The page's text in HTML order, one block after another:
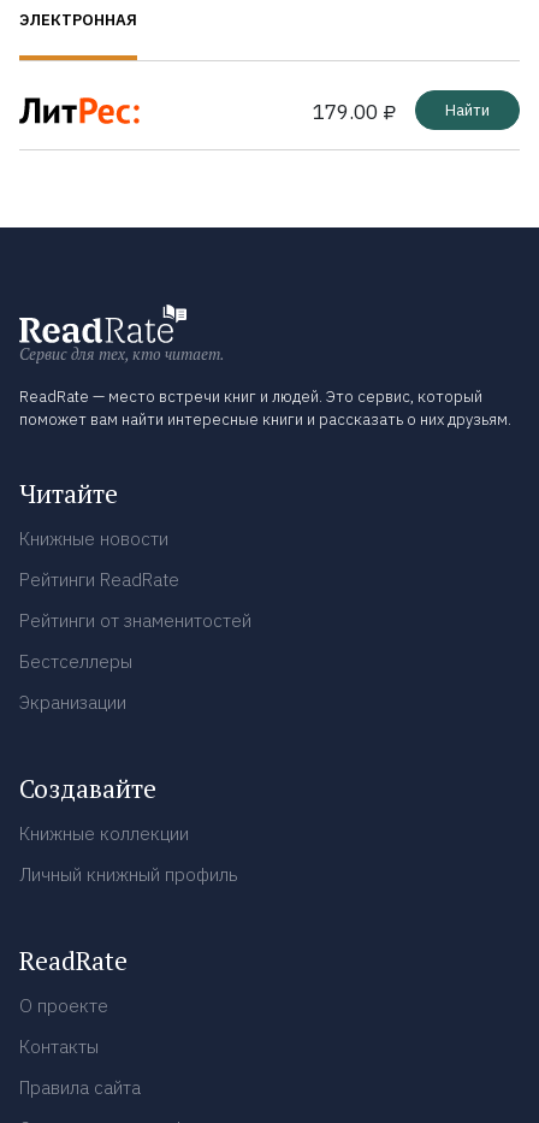
ЭЛЕКТРОННАЯ
179.00 ₽ Найти
Сервис для тех, кто читает.
ReadRate — место встречи книг и людей. Это сервис, который
поможет вам найти интересные книги и рассказать о них друзьям.
Читайте
Книжные новости
Рейтинги ReadRate
Рейтинги от знаменитостей
Бестселлеры
Экранизации
Создавайте
Книжные коллекции
Личный книжный профиль
ReadRate
О проекте
Контакты
Правила сайта